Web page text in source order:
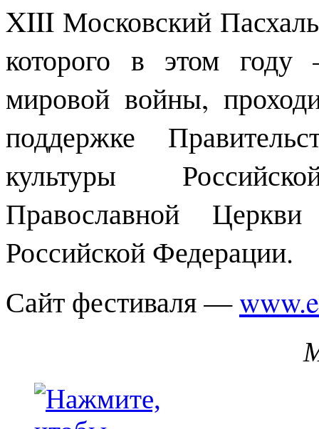
XIII Московский
которого в этом
мировой войны,
поддержке
культуры
Православной
Российской Федерации.
Сайт фестиваля —